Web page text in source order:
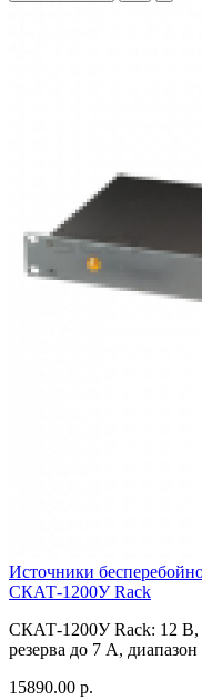
Источники
СКАТ-1200У Rack
СКАТ-1200У Rack: 12 В,
резерва до 7 А,
15890.00 р.